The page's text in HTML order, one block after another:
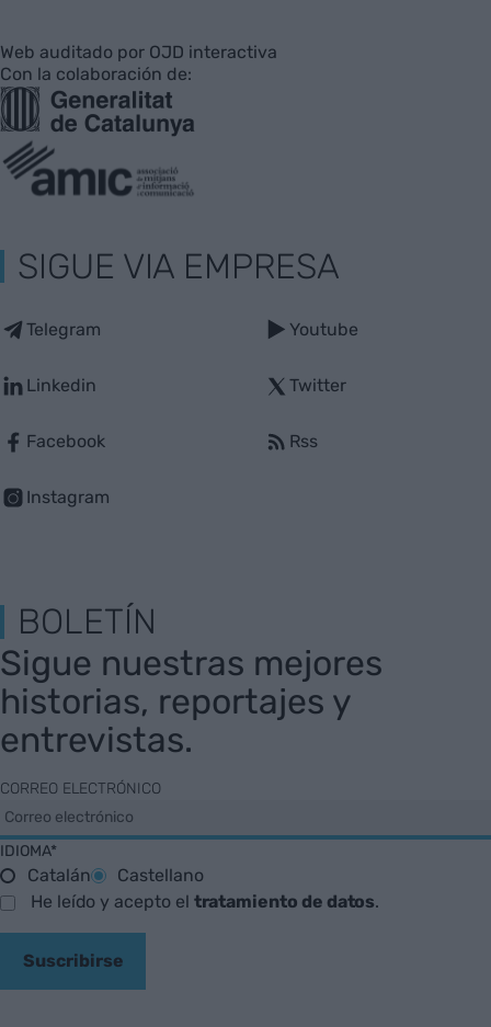
Web auditado por OJD interactiva
Con la colaboración de:
SIGUE VIA EMPRESA
Telegram
Linkedin
Facebook
Instagram
Youtube
Twitter
Rss
BOLETÍN
Sigue nuestras mejores
historias, reportajes y
entrevistas.
CORREO ELECTRÓNICO
IDIOMA*
Catalán
Castellano
He leído y acepto el tratamiento de datos.
Suscribirse